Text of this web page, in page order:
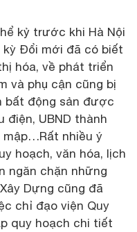
kỷ trước khi Hà Nội
Đổi mới đã có biết
hóa, về phát triển
và phụ cận cũng bị
bất động sản được
UBND thành
mập…Rất nhiều ý
hoạch, văn hóa, lịch
ngăn chặn những
Dựng cũng đã
chỉ đạo viện Quy
quy hoạch chi tiết